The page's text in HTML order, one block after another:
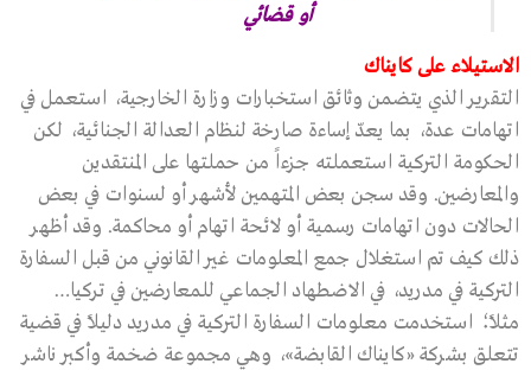
أو قضائي
الاستيلاء على كايناك
التقرير الذي يتضمن وثائق استخبارات وزارة الخارجية، استعمل في
اتهامات عدة، بما يعدّ إساءة صارخة لنظام العدالة الجنائية، لكن
الحكومة التركية استعملته جزءاً من حملتها على المنتقدين
والمعارضين. وقد سجن بعض المتهمين لأشهر أو لسنوات في بعض
الحالات دون اتهامات رسمية أو لائحة اتهام أو محاكمة. وقد أظهر
ذلك كيف تم استغلال جمع المعلومات غير القانوني من قبل السفارة
التركية في مدريد، في الاضطهاد الجماعي للمعارضين في تركيا…
مثلاً؛ استخدمت معلومات السفارة التركية في مدريد دليلاً في قضية
تتعلق بشركة «كايناك القابضة»، وهي مجموعة ضخمة وأكبر ناشر